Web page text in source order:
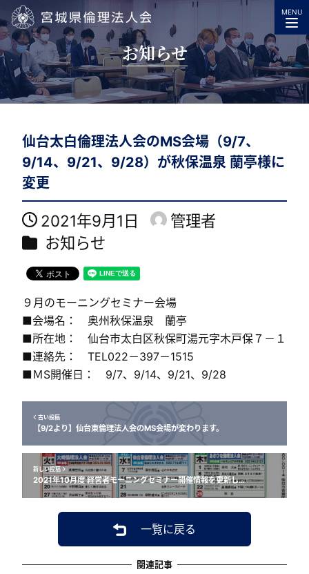
宮城県倫理法人会
MENU
お知らせ
仙台太白倫理法人会のMS会場（9/7、
9/14、9/21、9/28）が秋保温泉 蘭亭様に
変更
投稿日
2021年9月1日
著
管理者
カテゴリー
お知らせ
９月のモーニングセミナー会場
■会場名： 奥州秋保温泉 蘭亭
■所在地： 仙台市太白区秋保町湯元字木戸保７－１
■連絡先： TEL022－397－1515
■ＭS開催日： 9/7、9/14、9/21、9/28
古い投稿
【9/2より】仙台東倫理法人会のMS会場が変わります。
新しい投稿
2021年10月度 経営者モーニングセミナー開催情報を更新し…
一覧に戻る
関連記事